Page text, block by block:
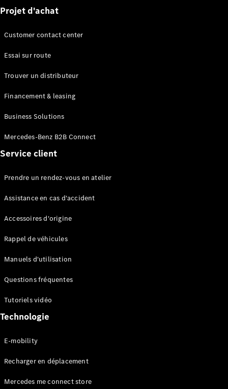
Benz Store
Configurateur
Mercedes-
Benz Store
Tous les
Monospaces
EQV
Classe V
Marco Polo
Configurateur
Mercedes-
Véhicules utilitaires
Projet d'achat
Customer contact center
Essai sur route
Trouver un distributeur
Financement & leasing
Business Solutions
Mercedes-Benz B2B Connect
Service client
Prendre un rendez-vous en atelier
Assistance en cas d'accident
Accessoires d'origine
Rappel de véhicules
Manuels d'utilisation
Questions fréquentes
Tutoriels vidéo
Technologie
E-mobility
Recharger en déplacement
Mercedes me connect store